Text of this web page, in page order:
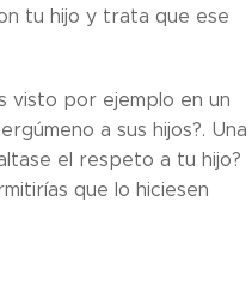
tu hijo y trata que ese
visto por ejemplo en un
a sus hijos?. Una
el respeto a tu hijo?
que lo hiciesen